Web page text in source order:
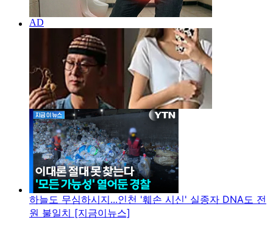
하늘도 무심하시지...인천 '훼손 시신' 실종자 DNA도 전
원 불일치 [지금이뉴스]